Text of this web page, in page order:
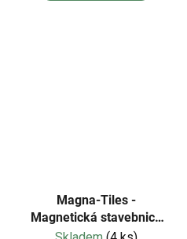
Magna-Tiles -
Magnetická stavebnice
Fire Rescue 27 dílů